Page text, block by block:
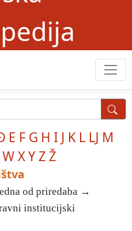
E F G H I J K L LJ M
WXYZŽ
od priredaba →
institucijski